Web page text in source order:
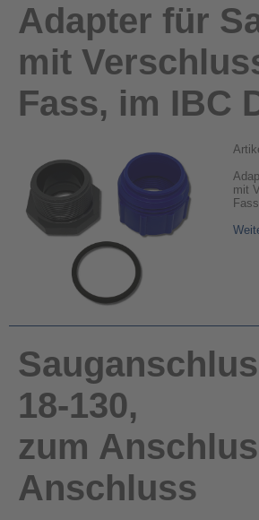
Adapter für
mit
Fass, im IBC
mit
18-130,
zum
Anschluss